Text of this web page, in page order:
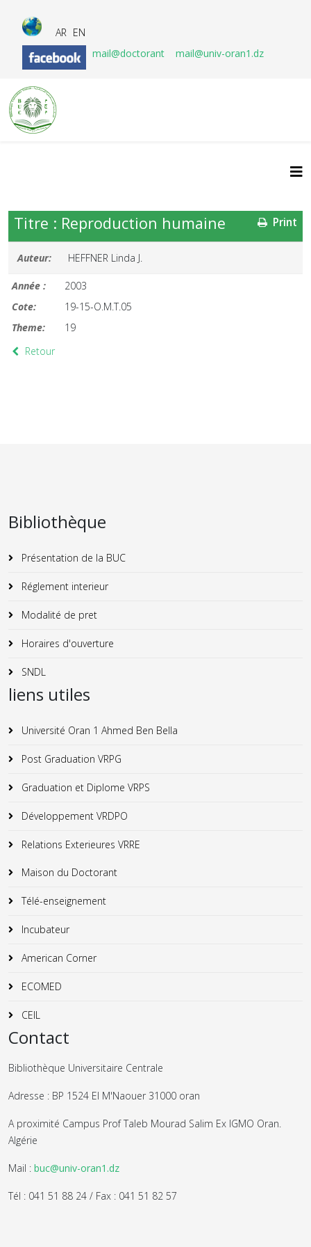
AR EN
mail@doctorant
mail@univ-oran1.dz
Print
Titre : Reproduction humaine
Auteur: HEFFNER Linda J.
Année :
2003
Cote:
19-15-O.M.T.05
Theme:
19
Retour
Bibliothèque
Présentation de la BUC
Réglement interieur
Modalité de pret
Horaires d'ouverture
SNDL
liens utiles
Université Oran 1 Ahmed Ben Bella
Post Graduation VRPG
Graduation et Diplome VRPS
Développement VRDPO
Relations Exterieures VRRE
Maison du Doctorant
Télé-enseignement
Incubateur
American Corner
ECOMED
CEIL
Contact
Bibliothèque Universitaire Centrale
Adresse : BP 1524 El M'Naouer 31000 oran
A proximité Campus Prof Taleb Mourad Salim Ex IGMO Oran.
Algérie
Mail : buc@univ-oran1.dz
Tél : 041 51 88 24 / Fax : 041 51 82 57